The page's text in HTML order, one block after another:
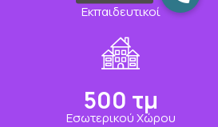
Εκπαιδευτικοί
500 τμ
Εσωτερικού Χώρου